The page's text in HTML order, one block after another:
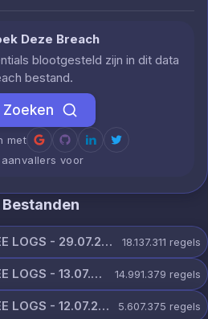
Deze Breach
blootgesteld zijn in dit data
bestand.
Zoeken
met
aanvallers voor
@HARMONYLOGS - FREE LOGS - 29.07.26.zip 18.137.311 regels
@HARMONYLOGS - FREE LOGS - 13.07.26.zip 14.991.379 regels
@HARMONYLOGS - FREE LOGS - 12.07.26.zip 5.607.375 regels